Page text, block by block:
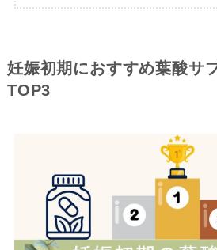
妊娠初期におすすめ葉酸サ
TOP3